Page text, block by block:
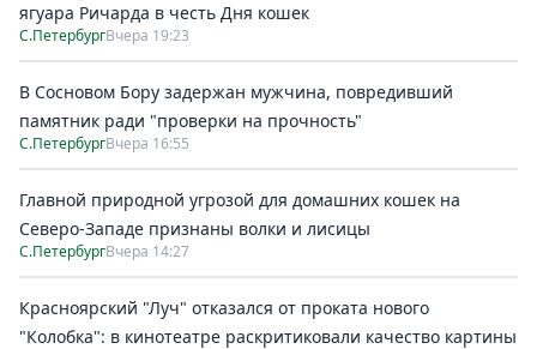
ягуара Ричарда в честь Дня кошек
С.ПетербургВчера 19:23
В Сосновом Бору задержан мужчина, повредивший
памятник ради "проверки на прочность"
С.ПетербургВчера 16:55
Главной природной угрозой для домашних кошек на
Северо-Западе признаны волки и лисицы
С.ПетербургВчера 14:27
Красноярский "Луч" отказался от проката нового
"Колобка": в кинотеатре раскритиковали качество картины